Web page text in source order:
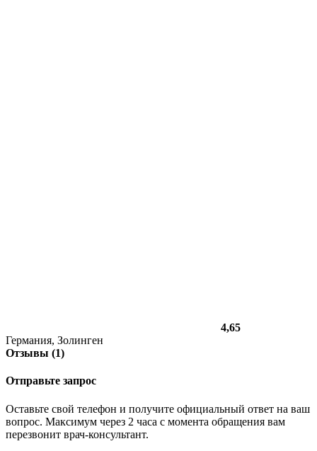
4,65
Германия, Золинген
Отзывы (1)
Отправьте запрос
Оставьте свой телефон и получите официальный ответ на ваш
вопрос. Максимум через 2 часа с момента обращения вам
перезвонит врач-консультант.